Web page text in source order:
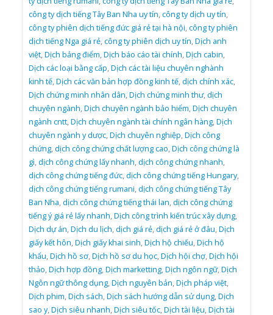
công ty dịch tiếng Tây Ban Nha uy tín,công ty dịch uy tín,
công ty phiên dịch tiếng đức giá rẻ tại hà nội,công ty phiên
dịch tiếng Nga giá rẻ,công ty phiên dịch uy tín,Dịch anh
việt,Dịch bảng điểm,Dịch báo cáo tài chính,Dịch cabin,
Dịch các loại bằng cấp,Dịch các tài liệu chuyên nghành
kinh tế,Dịch các văn bản hợp đồng kinh tế,dịch chính xác,
Dịch chứng minh nhân dân,Dịch chứng minh thư,dịch
chuyên ngành,Dịch chuyên ngành bảo hiểm,Dịch chuyên
ngành cntt,Dịch chuyên ngành tài chính ngân hàng,Dịch
chuyên ngành y dược,Dịch chuyên nghiệp,Dịch công
chứng,dịch công chứng chất lượng cao,Dịch công chứng là
gì,dịch công chứng lấy nhanh,dịch công chứng nhanh,
dịch công chứng tiếng đức,dịch công chứng tiếng Hungary,
dịch công chứng tiếng rumani,dịch công chứng tiếng Tây
Ban Nha,dịch công chứng tiếng thái lan,dịch công chứng
tiếng ý giá rẻ lấy nhanh,Dịch công trình kiến trúc xây dựng,
Dịch dự án,Dịch du lịch,dịch giá rẻ,dịch giá rẻ ở đâu,Dịch
giấy kết hôn,Dịch giấy khai sinh,Dịch hộ chiếu,Dịch hộ
khẩu,Dịch hồ sơ,Dịch hồ sơ du học,Dịch hội chợ,Dịch hội
thảo,Dịch hợp đồng,Dịch marketting,Dịch ngôn ngữ,Dịch
Ngôn ngữ thông dụng,Dịch nguyên bản,Dịch pháp việt,
Dịch phim,Dịch sách,Dịch sách hướng dẫn sử dụng,Dịch
sao y,Dịch siêu nhanh,Dịch siêu tốc,Dịch tài liệu,Dịch tài